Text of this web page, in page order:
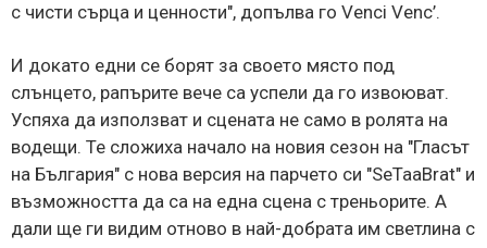
с чисти сърца и ценности", допълва го Venci Venc’.
И докато едни се борят за своето място под
слънцето, рапърите вече са успели да го извоюват.
Успяха да използват и сцената не само в ролята на
водещи. Те сложиха начало на новия сезон на "Гласът
на България" с нова версия на парчето си "SeTaaBrat" и
възможността да са на една сцена с треньорите. А
дали ще ги видим отново в най-добрата им светлина с